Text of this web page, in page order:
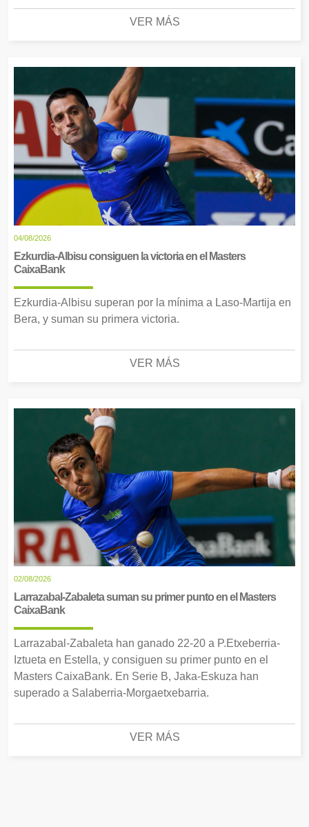
VER MÁS
04/08/2026
Ezkurdia-Albisu consiguen la victoria en el Masters
CaixaBank
Ezkurdia-Albisu superan por la mínima a Laso-Martija en
Bera, y suman su primera victoria.
VER MÁS
02/08/2026
Larrazabal-Zabaleta suman su primer punto en el Masters
CaixaBank
Larrazabal-Zabaleta han ganado 22-20 a P.Etxeberria-
Iztueta en Estella, y consiguen su primer punto en el
Masters CaixaBank. En Serie B, Jaka-Eskuza han
superado a Salaberria-Morgaetxebarria.
VER MÁS